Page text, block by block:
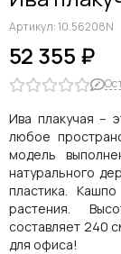
Артикул:10.56208N
52 355 ₽
Ива плакучая –
любое
модель
натурального
пластика.
растения.
составляет 240
для офиса!